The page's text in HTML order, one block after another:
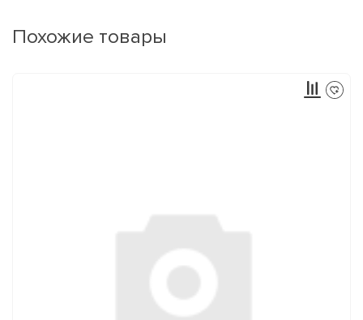
Похожие товары